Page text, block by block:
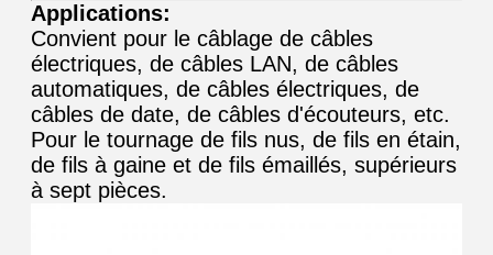
Applications:
Convient pour le câblage de câbles
électriques, de câbles LAN, de câbles
automatiques, de câbles électriques, de
câbles de date, de câbles d'écouteurs, etc.
Pour le tournage de fils nus, de fils en étain,
de fils à gaine et de fils émaillés, supérieurs
à sept pièces.